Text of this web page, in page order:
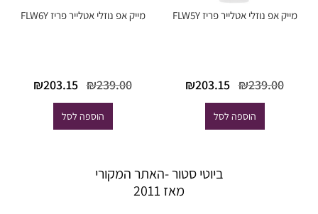
מייק אפ נוזלי אטלייר פריז FLW5Y
₪239.00
המחיר
היה:
₪239.00.
₪203.15
הוספה לסל
מייק אפ נוזלי אטלייר פריז FLW6Y
₪239.00
המחיר
היה:
₪239.00.
₪203.15
הוספה לסל
ביוטי סטור -האתר המקורי
מאז 2011